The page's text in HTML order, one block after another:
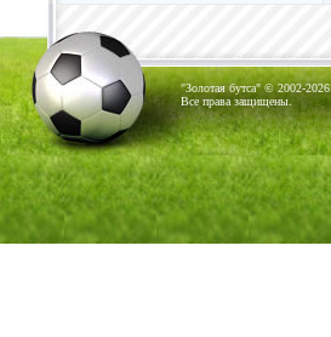
"Золотая бутса" © 2002-2026
Все права защищены.